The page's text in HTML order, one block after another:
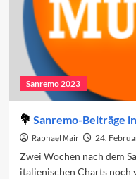
Sanremo 2023
Sanremo-Beiträge
Raphael Mair 24.
Zwei Wochen nach dem
italienischen Charts noch